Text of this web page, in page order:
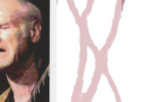
paru chez MAGICRECORDS
» & « Frenchman » sont
J’aime la composition.
à petit de nouvelles […]